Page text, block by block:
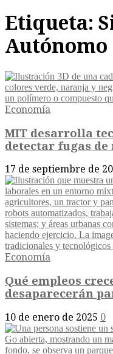
Etiqueta:
Autónomo
Economía
MIT desarrolla
detectar fugas de
17 de septiembre de
Economía
Qué empleos
desaparecerán
10 de enero de 2025 0